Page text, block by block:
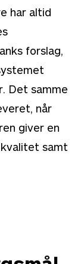
har altid
forslag,
Det samme
når
giver en
samt